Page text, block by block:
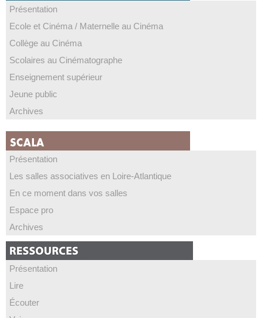
Présentation
Ecole et Cinéma / Maternelle au Cinéma
Collège au Cinéma
Scolaires au Cinématographe
Enseignement supérieur
Jeune public
Archives
Présentation
Les salles associatives en Loire-Atlantique
En ce moment dans vos salles
Espace pro
Archives
Présentation
Lire
Écouter